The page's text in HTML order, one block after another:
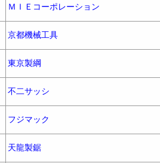
ＭＩＥコーポレーション
京都機械工具
東京製綱
不二サッシ
フジマック
天龍製鋸